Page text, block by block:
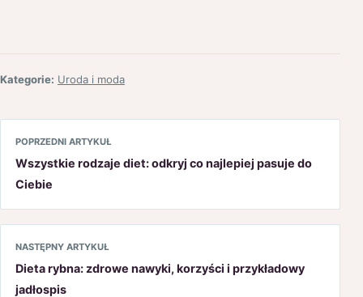
Kategorie: Uroda i moda
POPRZEDNI ARTYKUŁ
Wszystkie rodzaje diet: odkryj co najlepiej pasuje do
Ciebie
NASTĘPNY ARTYKUŁ
Dieta rybna: zdrowe nawyki, korzyści i przykładowy
jadłospis